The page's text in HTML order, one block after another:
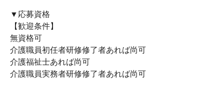
▼応募資格
【歓迎条件】
無資格可
介護職員初任者研修修了者あれば尚可
介護福祉士あれば尚可
介護職員実務者研修修了者あれば尚可